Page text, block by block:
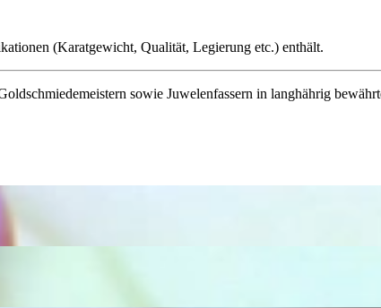
(Karatgewicht, Qualität, Legierung etc.) enthält.
sowie Juwelenfassern in langhährig